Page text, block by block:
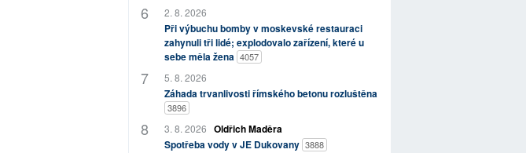
2. 8. 2026
Při výbuchu bomby v moskevské restauraci
zahynuli tři lidé; explodovalo zařízení, které u
sebe měla žena 4057
5. 8. 2026
Záhada trvanlivosti římského betonu rozluštěna
3896
3. 8. 2026 Oldřich Maděra
Spotřeba vody v JE Dukovany 3888